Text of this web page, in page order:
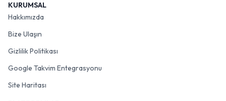
KURUMSAL
Hakkımızda
Bize Ulaşın
Gizlilik Politikası
Google Takvim Entegrasyonu
Site Haritası